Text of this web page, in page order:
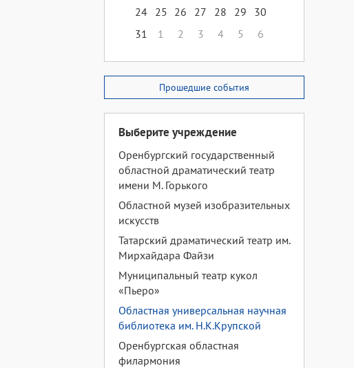
24 25 26 27 28 29
30
31
1 2 3 4 5 6
Прошедшие события
Выберите учреждение
Оренбургский государственный
областной драматический театр
имени М. Горького
Областной музей изобразительных
искусств
Татарский драматический театр им.
Мирхайдара Файзи
Муниципальный театр кукол
«Пьеро»
Областная универсальная научная
библиотека им. Н.К.Крупской
Оренбургская областная
филармония